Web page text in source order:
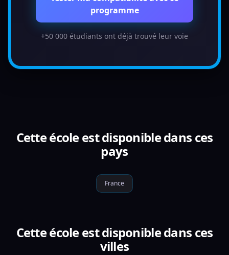
programme
+50 000 étudiants ont déjà trouvé leur voie
Cette école est disponible dans ces
pays
France
Cette école est disponible dans ces
villes